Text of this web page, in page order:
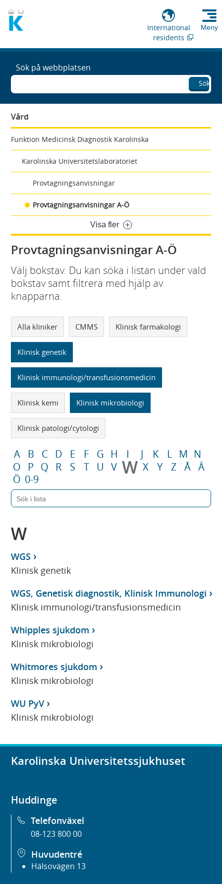
International
residents
Meny
Sök på webbplatsen
Sök
Vård
Funktion Medicinsk Diagnostik Karolinska
Karolinska Universitetslaboratoriet
Provtagningsanvisningar
Provtagningsanvisningar A-Ö
Visa fler
Provtagningsanvisningar A-Ö
Välj bokstav. Du kan söka i listan under vald
bokstav samt filtrera med hjälp av
knapparna.
Alla kliniker CMMS Klinisk farmakologi
Klinisk genetik
Klinisk immunologi/transfusionsmedicin
Klinisk kemi Klinisk mikrobiologi
Klinisk patologi/cytologi
A B C D E F G H I J K L M N
O
P Q R S T U V W X Y Z Å Ä
Ö 0-9
W
WGS
Klinisk genetik
WGS, Genetisk diagnostik, Klinisk Immunologi
Klinisk immunologi/transfusionsmedicin
Whipples sjukdom
Klinisk mikrobiologi
Whitmores sjukdom
Klinisk mikrobiologi
WU PyV
Klinisk mikrobiologi
Karolinska Universitetssjukhuset
Huddinge
Telefonväxel
08-123 800 00
Huvudentré
Hälsovägen 13